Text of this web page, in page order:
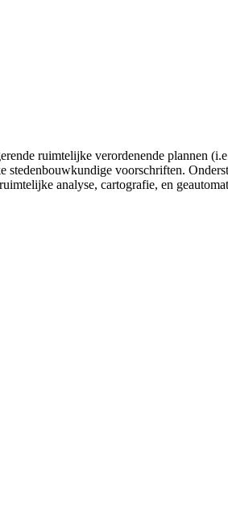
ruimtelijke verordenende plannen
voorschriften.
analyse, cartografie, en